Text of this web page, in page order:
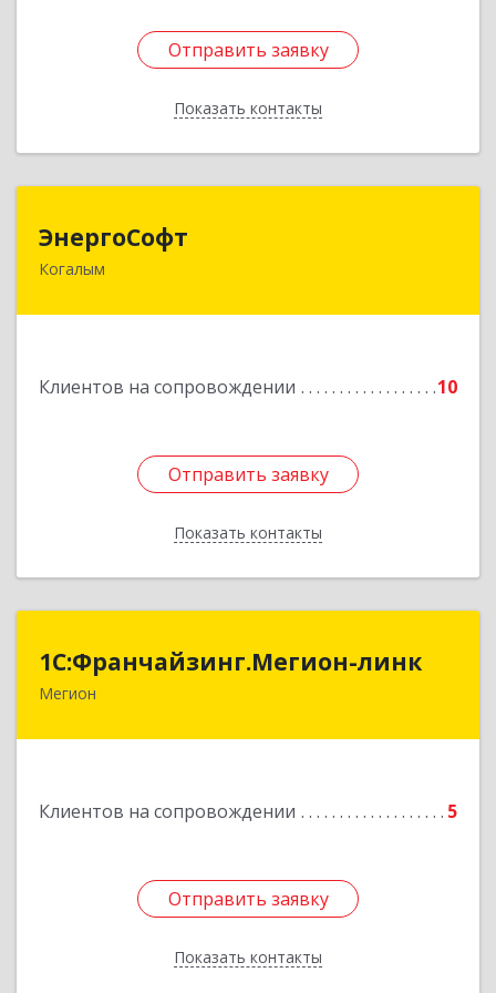
Отправить заявку
Показать контакты
Отправить заявку
Назад
ЭнергоСофт
Когалым
Клиентов на сопровождении 10
Отправить заявку
Показать контакты
628485, Ханты-Мансийский Автономный округ
Подробнее
Отправить заявку
Назад
1С:Франчайзинг.Мегион-линк
Мегион
Клиентов на сопровождении 5
Отправить заявку
Показать контакты
1С:Франчайзинг.Мегион-линк
Отправить заявку
Назад